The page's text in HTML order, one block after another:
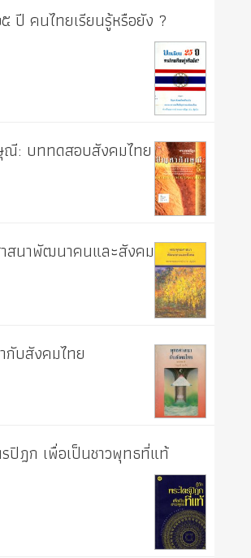
ปี คนไทยเรียนรู้หรือยัง ?
: บททดสอบสังคมไทย
สนาพัฒนาคนและสังคม
กับสังคมไทย
ปิฎก เพื่อเป็นชาวพุทธที่แท้